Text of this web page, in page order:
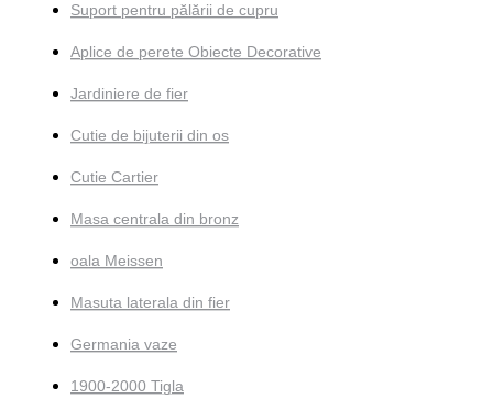
Suport pentru pălării de cupru
Aplice de perete Obiecte Decorative
Jardiniere de fier
Cutie de bijuterii din os
Cutie Cartier
Masa centrala din bronz
oala Meissen
Masuta laterala din fier
Germania vaze
1900-2000 Tigla